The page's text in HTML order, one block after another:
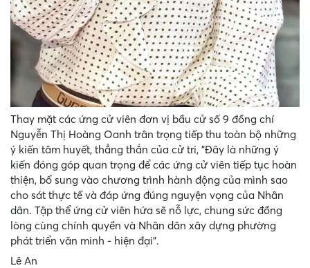
Thay mặt các ứng cử viên đơn vị bầu cử số 9 đồng chí
Nguyễn Thị Hoàng Oanh trân trọng tiếp thu toàn bộ những
ý kiến tâm huyết, thẳng thắn của cử tri, "Đây là những ý
kiến đóng góp quan trọng để các ứng cử viên tiếp tục hoàn
thiện, bổ sung vào chương trình hành động của mình sao
cho sát thực tế và đáp ứng đúng nguyện vọng của Nhân
dân. Tập thể ứng cử viên hứa sẽ nỗ lực, chung sức đồng
lòng cùng chính quyền và Nhân dân xây dựng phường
phát triển văn minh - hiện đại".
Lê An